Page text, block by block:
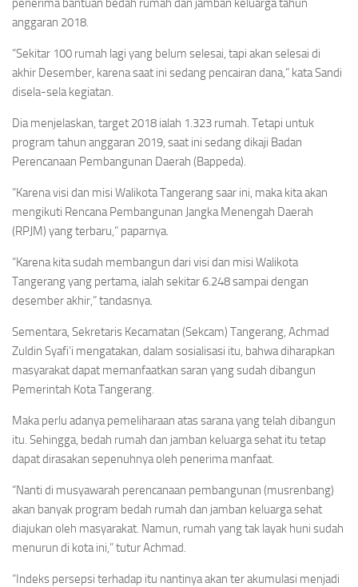
anggaran 2018.
“Sekitar 100 rumah lagi yang belum selesai, tapi akan selesai di
akhir Desember, karena saat ini sedang pencairan dana,” kata Sandi
disela-sela kegiatan.
Dia menjelaskan, target 2018 ialah 1.323 rumah. Tetapi untuk
program tahun anggaran 2019, saat ini sedang dikaji Badan
Perencanaan Pembangunan Daerah (Bappeda).
“Karena visi dan misi Walikota Tangerang saar ini, maka kita akan
mengikuti Rencana Pembangunan Jangka Menengah Daerah
(RPJM) yang terbaru,” paparnya.
“Karena kita sudah membangun dari visi dan misi Walikota
Tangerang yang pertama, ialah sekitar 6.248 sampai dengan
desember akhir,” tandasnya.
Sementara, Sekretaris Kecamatan (Sekcam) Tangerang, Achmad
Zuldin Syafi’i mengatakan, dalam sosialisasi itu, bahwa diharapkan
masyarakat dapat memanfaatkan saran yang sudah dibangun
Pemerintah Kota Tangerang.
Maka perlu adanya pemeliharaan atas sarana yang telah dibangun
itu. Sehingga, bedah rumah dan jamban keluarga sehat itu tetap
dapat dirasakan sepenuhnya oleh penerima manfaat.
“Nanti di musyawarah perencanaan pembangunan (musrenbang)
akan banyak program bedah rumah dan jamban keluarga sehat
diajukan oleh masyarakat. Namun, rumah yang tak layak huni sudah
menurun di kota ini,” tutur Achmad.
“Indeks persepsi terhadap itu nantinya akan ter akumulasi menjadi